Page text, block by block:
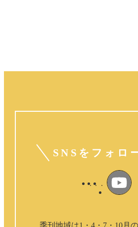
SNSをフォロ
季刊地域は1・4・7・10月